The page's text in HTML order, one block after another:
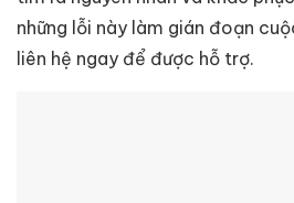
những lỗi này làm gián đoạn
liên hệ ngay để được hỗ trợ.